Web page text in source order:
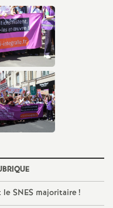
n
d
d
e
g
r
é
le SNES majoritaire!